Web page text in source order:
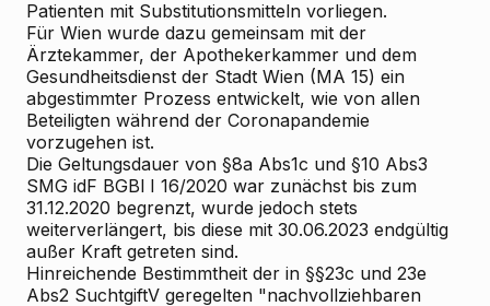
Patienten mit Substitutionsmitteln vorliegen.
Für Wien wurde dazu gemeinsam mit der
Ärztekammer, der Apothekerkammer und dem
Gesundheitsdienst der Stadt Wien (MA 15) ein
abgestimmter Prozess entwickelt, wie von allen
Beteiligten während der Coronapandemie
vorzugehen ist.
Die Geltungsdauer von §8a Abs1c und §10 Abs3
SMG idF BGBl I 16/2020 war zunächst bis zum
31.12.2020 begrenzt, wurde jedoch stets
weiterverlängert, bis diese mit 30.06.2023 endgültig
außer Kraft getreten sind.
Hinreichende Bestimmtheit der in §§23c und 23e
Abs2 SuchtgiftV geregelten "nachvollziehbaren